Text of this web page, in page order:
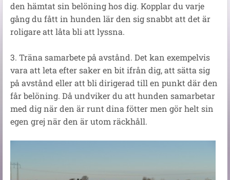
den hämtat sin belöning hos dig. Kopplar du varje
gång du fått in hunden lär den sig snabbt att det är
roligare att låta bli att lyssna.
3. Träna samarbete på avstånd. Det kan exempelvis
vara att leta efter saker en bit ifrån dig, att sätta sig
på avstånd eller att bli dirigerad till en punkt där den
får belöning. Då undviker du att hunden samarbetar
med dig när den är runt dina fötter men gör helt sin
egen grej när den är utom räckhåll.